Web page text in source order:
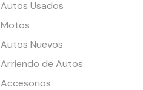
Autos Usados
Motos
Autos Nuevos
Arriendo de Autos
Accesorios